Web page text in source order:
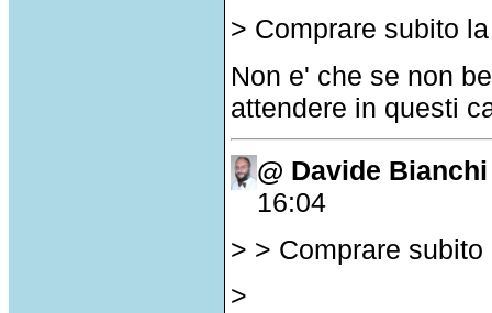
> Comprare subito
Non e' che se non
attendere in questi
@ Davide Bianchi
16:04
> > Comprare
>